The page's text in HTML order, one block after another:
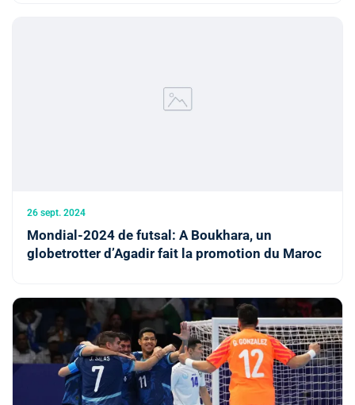
26 sept. 2024
Mondial-2024 de futsal: A Boukhara, un
globetrotter d’Agadir fait la promotion du Maroc